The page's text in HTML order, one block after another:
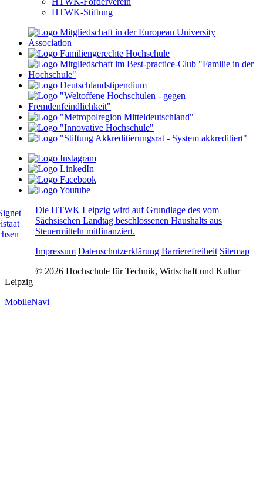
HTWK-Stiftung
Die HTWK Leipzig wird auf Grundlage des vom
Sächsischen Landtag beschlossenen Haushalts aus
Steuermitteln mitfinanziert.
Impressum Datenschutzerklärung Barrierefreiheit Sitemap
© 2026 Hochschule für Technik, Wirtschaft und Kultur
Leipzig
MobileNavi